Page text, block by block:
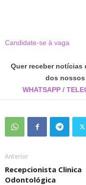
Candidate-se à vaga
Quer receber notícias
dos
WHATSAPP /
Anterior
Recepcionista Clinica
Odontológica